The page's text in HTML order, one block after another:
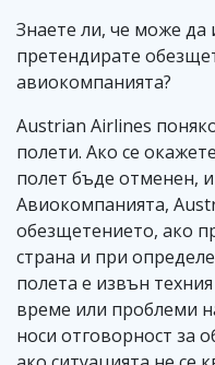
Знаете ли, че може да
претендирате
авиокомпанията?
Austrian Airlines
полети. Ако се
полет бъде отменен,
Авиокомпанията,
обезщетението, ако
страна и при
полета е извън
време или проблеми
носи отговорност за